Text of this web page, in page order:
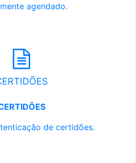
agendado.
de certidões.